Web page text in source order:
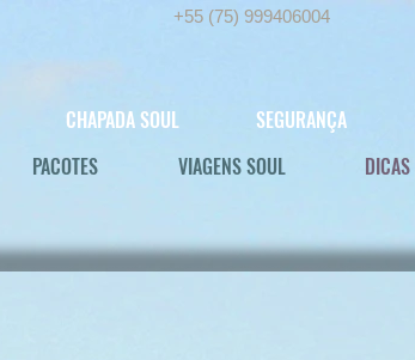
+55 (75) 999406004
CHAPADA SOUL SEGURANÇA
PACOTES VIAGENS SOUL DICAS